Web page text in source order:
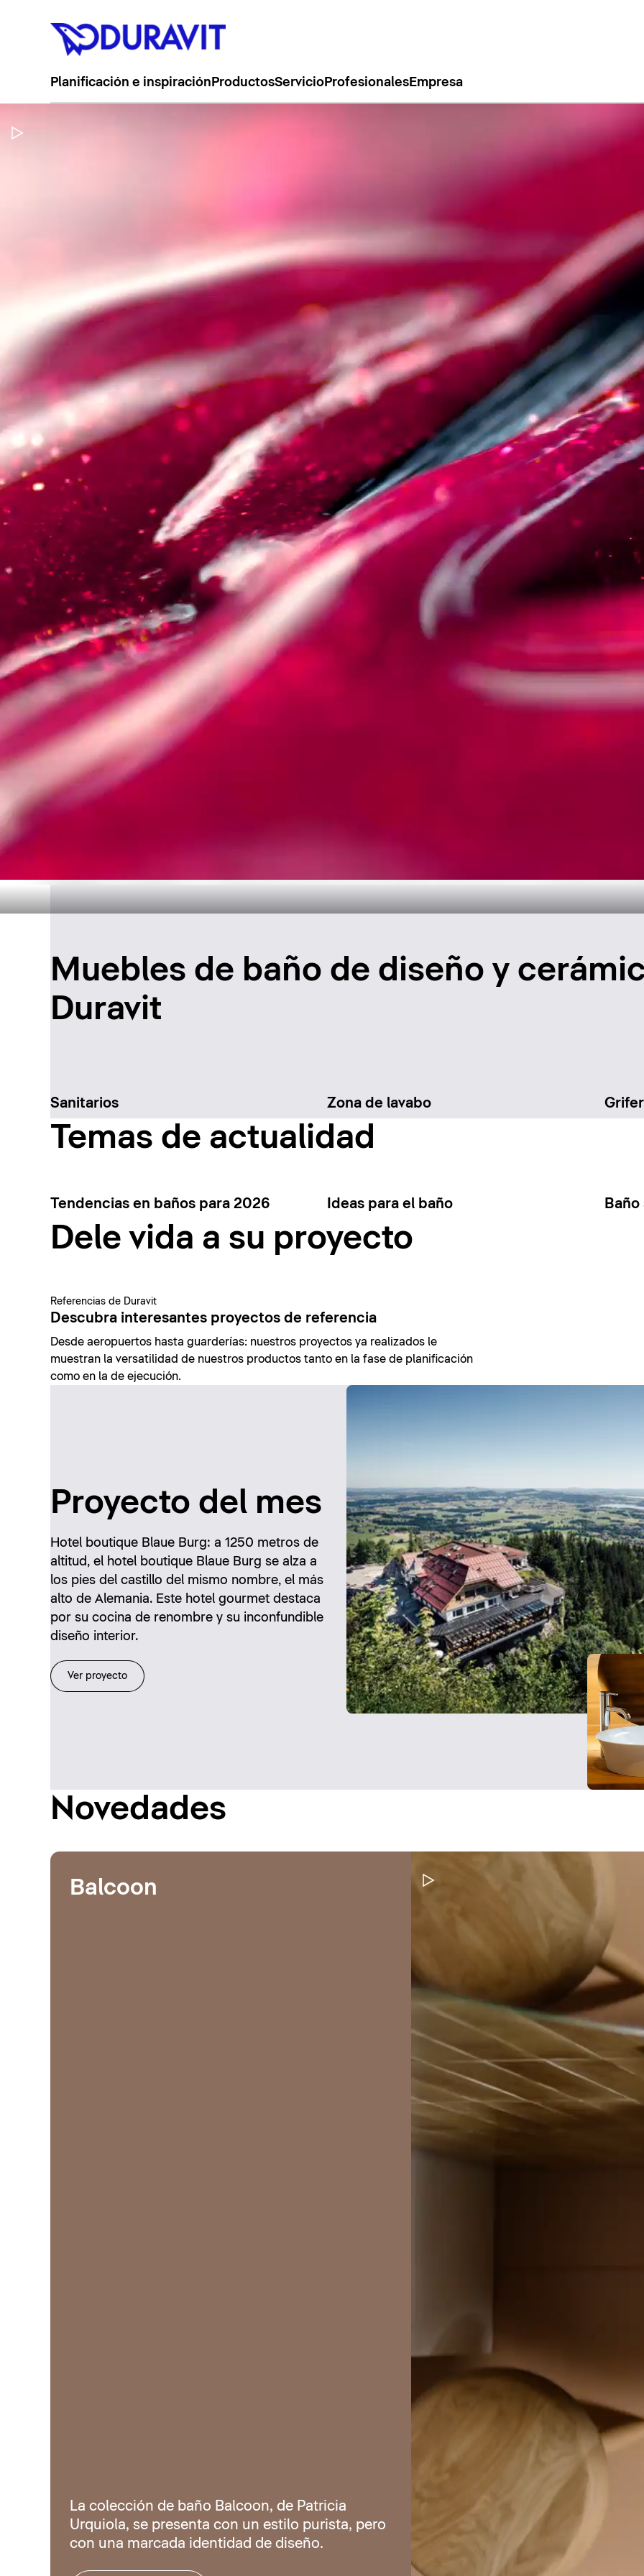
Planificación e inspiración ProductosServicioProfesionalesEmpresa
Pausar vídeo
Diseño atemporal para el
Descúbralo ahora
Muebles de baño de diseño y
Duravit
Sanitarios Zona de lavabo
Temas de actualidad
Tendencias en baños para 2026 Ideas para el baño
Dele vida a su proyecto
Referencias de Duravit
Descubra interesantes proyectos de referencia
Desde aeropuertos hasta guarderías: nuestros proyectos ya realizados le
muestran la versatilidad de nuestros productos tanto en la fase de planificación
como en la de ejecución.
Proyecto del mes
Hotel boutique Blaue Burg: a 1250 metros de
altitud, el hotel boutique Blaue Burg se alza a
los pies del castillo del mismo nombre, el más
alto de Alemania. Este hotel gourmet destaca
por su cocina de renombre y su inconfundible
diseño interior.
Ver proyecto
Novedades
Pausar vídeo
Balcoon
La colección de baño Balcoon, de Patricia
Urquiola, se presenta con un estilo purista, pero
con una marcada identidad de diseño.